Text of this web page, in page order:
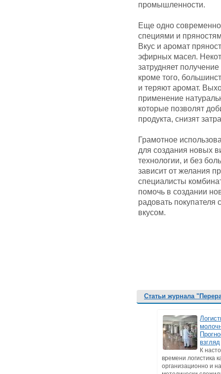
промышленности.
Еще одно
специями и
Вкус и аромат
эфирных масел.
затрудняет
кроме того,
и теряют аромат.
применение
которые позволят
продукта, снизят
Грамотное
для создания новых
технологии, и без
зависит от желания
специалисты
помочь в создании
радовать
вкусом.
Статьи журнала
взгляд
К
времени логистика
организационно и